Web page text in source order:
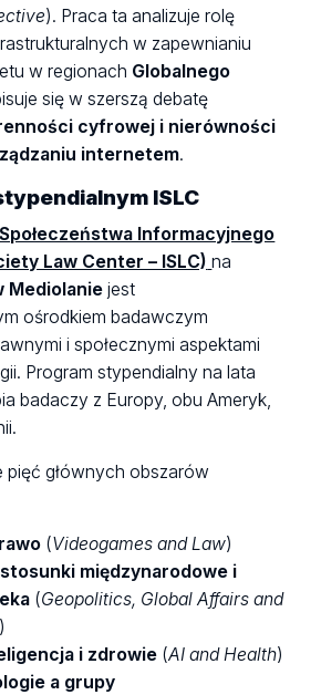
). Praca ta analizuje rolę
w zapewnianiu
w regionach Globalnego
się w szerszą debatę
cyfrowej i nierówności
internetem.
ISLC
Informacyjnego
Law Center – ISLC) na
Mediolanie jest
ośrodkiem badawczym
i społecznymi aspektami
Program stypendialny na lata
badaczy z Europy, obu Ameryk,
pięć głównych obszarów
(Videogames and Law)
międzynarodowe i
(Geopolitics, Global Affairs and
)
i zdrowie (AI and Health)
a grupy